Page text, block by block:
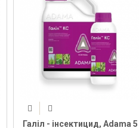
Галіл - інсектицид, Adama 5